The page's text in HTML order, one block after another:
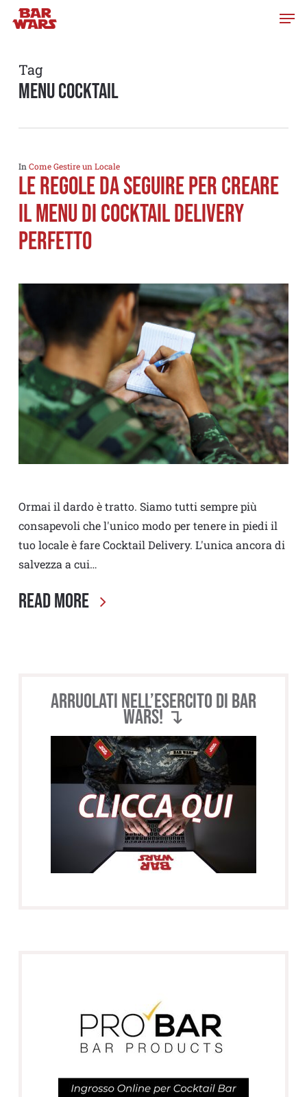
Skip
content
Tag
menu cocktail
In Come Gestire un Locale
Le regole da seguire per creare
il menu di Cocktail Delivery
perfetto
Ormai il dardo è tratto. Siamo tutti sempre più
consapevoli che l'unico modo per tenere in piedi il
tuo locale è fare Cocktail Delivery. L'unica ancora di
salvezza a cui…
Read More
Arruolati nell’esercito di BAR
WARS! ↴